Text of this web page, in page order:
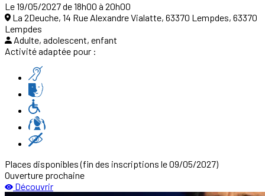
Le 19/05/2027 de 18h00 à 20h00
La 2Deuche, 14 Rue Alexandre Vialatte, 63370 Lempdes, 63370
Lempdes
Adulte, adolescent, enfant
Activité adaptée pour :
Places disponibles(fin des inscriptions le 09/05/2027)
Ouverture prochaine
Découvrir